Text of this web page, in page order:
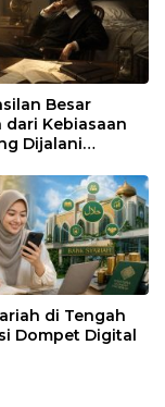
Besar
dari Kebiasaan
Dijalani
di Tengah
Dompet Digital